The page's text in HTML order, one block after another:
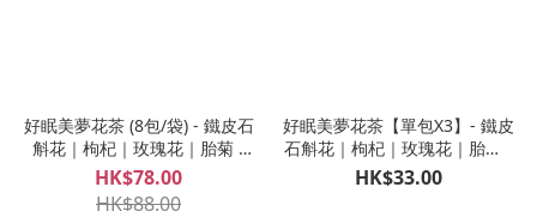
好眠美夢花茶 (8包/袋) - 鐵皮石
斛花｜枸杞｜玫瑰花｜胎菊 -
養生花茶包 - #改善失眠 #養生
安神
HK$78.00
HK$88.00
好眠美夢花茶【單包X3】- 鐵皮
石斛花｜枸杞｜玫瑰花｜胎菊 -
養生花茶包 - #改善失眠 #養生
安神
HK$33.00